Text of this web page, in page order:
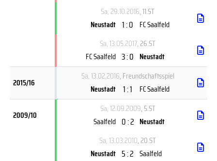
Sa, 29.10.2016, 11.ST
Neustadt 1 : 0 FC Saalfeld
Sa, 13.05.2017, 26.ST
FC Saalfeld 3 : 0 Neustadt
2015/16
Sa, 13.02.2016, Freundschaftsspiel
Neustadt 1 : 1 FC Saalfeld
2009/10
Sa, 12.09.2009, 5.ST
Saalfeld 0 : 2 Neustadt
Sa, 13.03.2010, 20.ST
Neustadt 5 : 2 Saalfeld